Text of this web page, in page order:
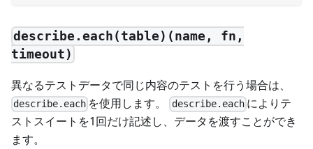
describe.each(table)(name, fn,
timeout)
異なるテストデータで同じ内容のテストを行う場合は、
describe.each を使用します。 describe.eachによりテ
ストスイートを1回だけ記述し、データを渡すことができ
ます。